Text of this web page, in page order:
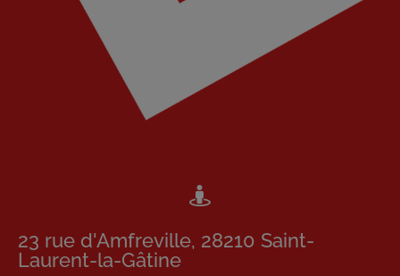
23 rue d'Amfreville, 28210 Saint-
Laurent-la-Gâtine